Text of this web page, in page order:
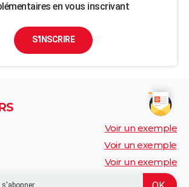
en vous inscrivant
S'INSCRIRE
Voir un exemple
Voir un exemple
Voir un exemple